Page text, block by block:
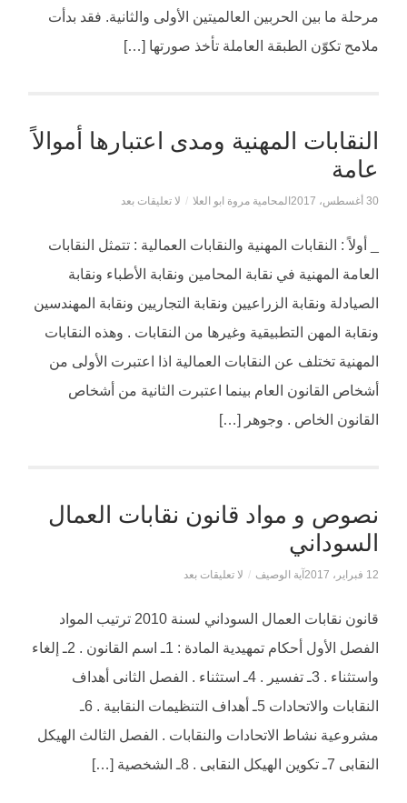
مرحلة ما بين الحربين العالميتين الأولى والثانية. فقد بدأت
ملامح تكوّن الطبقة العاملة تأخذ صورتها […]
النقابات المهنية ومدى اعتبارها أموالاً
عامة
30 أغسطس، 2017 المحامية مروة ابو العلا / لا تعليقات بعد
_ أولاً : النقابات المهنية والنقابات العمالية : تتمثل النقابات
العامة المهنية في نقابة المحامين ونقابة الأطباء ونقابة
الصيادلة ونقابة الزراعيين ونقابة التجاريين ونقابة المهندسين
ونقابة المهن التطبيقية وغيرها من النقابات . وهذه النقابات
المهنية تختلف عن النقابات العمالية اذا اعتبرت الأولى من
أشخاص القانون العام بينما اعتبرت الثانية من أشخاص
القانون الخاص . وجوهر […]
نصوص و مواد قانون نقابات العمال
السوداني
12 فبراير، 2017 آية الوصيف / لا تعليقات بعد
قانون نقابات العمال السوداني لسنة 2010 ترتيب المواد
الفصل الأول أحكام تمهيدية المادة : 1ـ اسم القانون . 2ـ إلغاء
واستثناء . 3ـ تفسير . 4ـ استثناء . الفصل الثانى أهداف
النقابات والاتحادات 5ـ أهداف التنظيمات النقابية . 6ـ
مشروعية نشاط الاتحادات والنقابات . الفصل الثالث الهيكل
النقابى 7ـ تكوين الهيكل النقابى . 8ـ الشخصية […]